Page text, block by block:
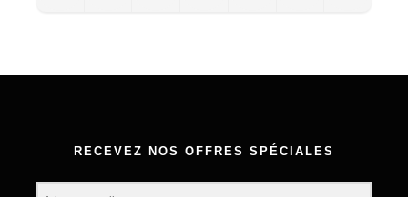
RECEVEZ NOS OFFRES SPÉCIALES